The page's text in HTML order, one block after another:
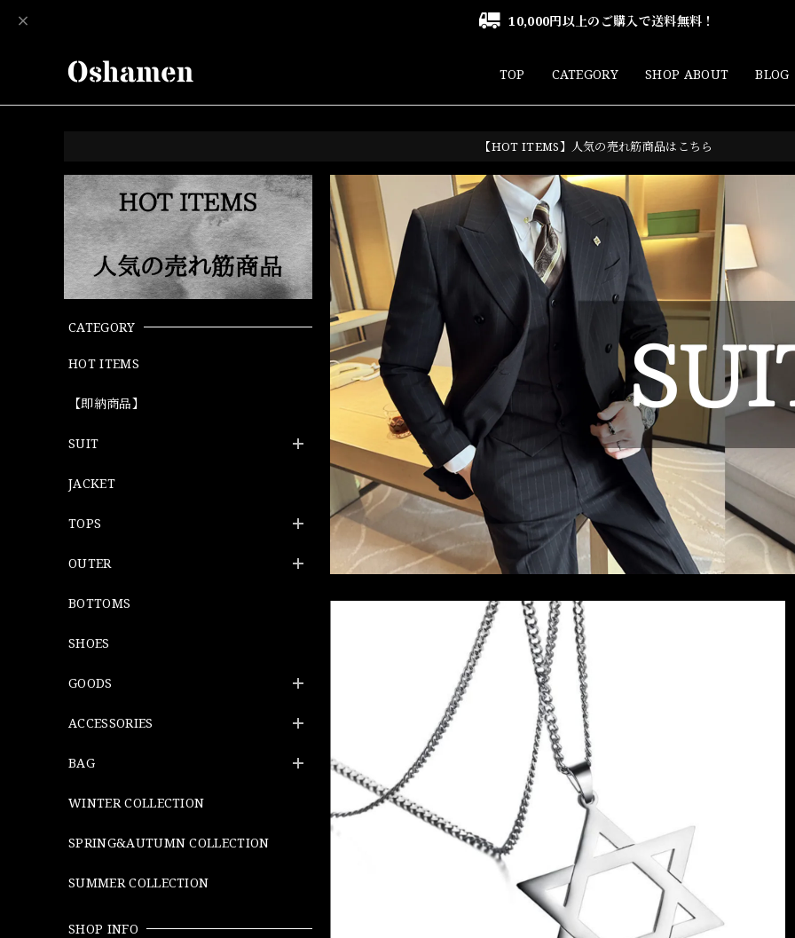
10,000円以上のご購入で送料無料！
TOP CATEGORY SHOP ABOUT BLOG
【HOT ITEMS】人気の売れ筋商品はこちら
CATEGORY
HOT ITEMS
【即納商品】
SUIT
JACKET
TOPS
OUTER
BOTTOMS
SHOES
GOODS
ACCESSORIES
BAG
WINTER COLLECTION
SPRING&AUTUMN COLLECTION
SUMMER COLLECTION
SHOP INFO